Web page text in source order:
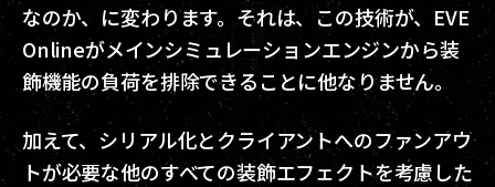
なのか、に変わります。それは、この技術が、EVE
Onlineがメインシミュレーションエンジンから装
飾機能の負荷を排除できることに他なりません。
加えて、シリアル化とクライアントへのファンアウ
トが必要な他のすべての装飾エフェクトを考慮した